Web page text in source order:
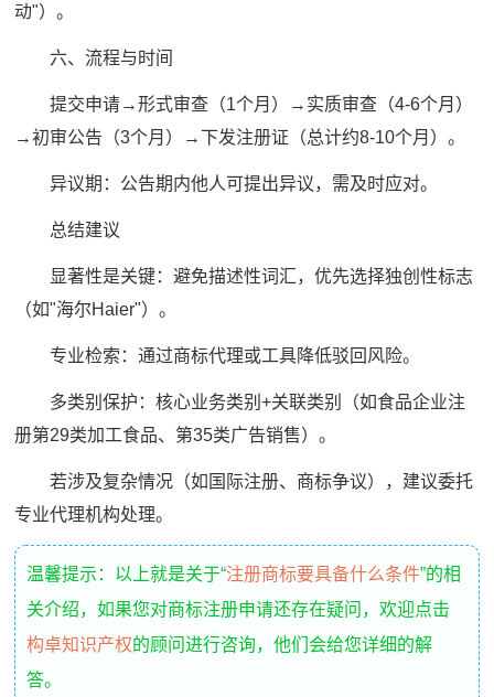
动"）。
六、流程与时间
提交申请→形式审查（1个月）→实质审查（4-6个月）
→初审公告（3个月）→下发注册证（总计约8-10个月）。
异议期：公告期内他人可提出异议，需及时应对。
总结建议
显著性是关键：避免描述性词汇，优先选择独创性标志
（如"海尔Haier"）。
专业检索：通过商标代理或工具降低驳回风险。
多类别保护：核心业务类别+关联类别（如食品企业注
册第29类加工食品、第35类广告销售）。
若涉及复杂情况（如国际注册、商标争议），建议委托
专业代理机构处理。
温馨提示：以上就是关于“注册商标要具备什么条件”的相
关介绍，如果您对商标注册申请还存在疑问，欢迎点击
构卓知识产权的顾问进行咨询，他们会给您详细的解
答。